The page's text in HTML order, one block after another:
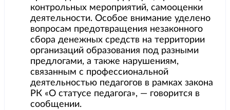
контрольных мероприятий, самооценки
деятельности. Особое внимание уделено
вопросам предотвращения незаконного
сбора денежных средств на территории
организаций образования под разными
предлогами, а также нарушениям,
связанным с профессиональной
деятельностью педагогов в рамках закона
РК «О статусе педагога», — говорится в
сообщении.